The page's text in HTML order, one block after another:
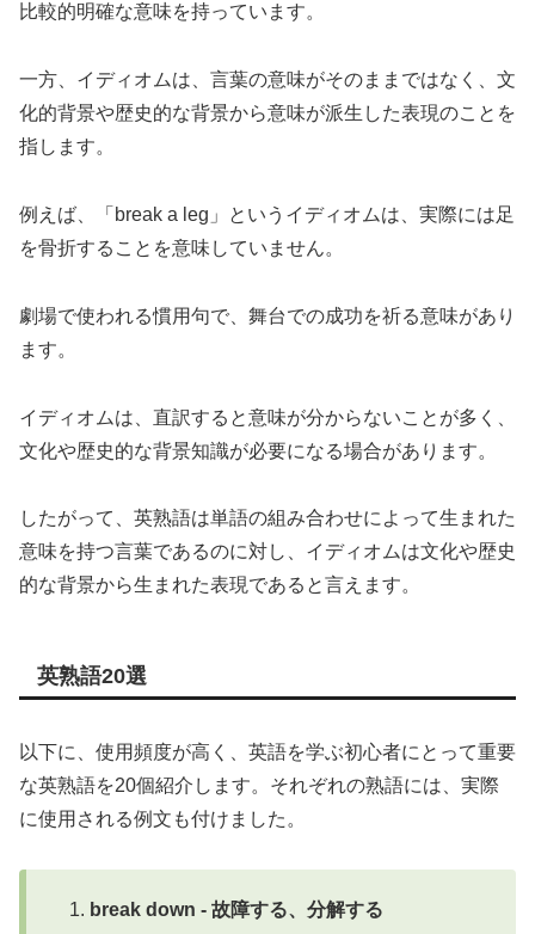
比較的明確な意味を持っています。
一方、イディオムは、言葉の意味がそのままではなく、文
化的背景や歴史的な背景から意味が派生した表現のことを
指します。
例えば、「break a leg」というイディオムは、実際には足
を骨折することを意味していません。
劇場で使われる慣用句で、舞台での成功を祈る意味があり
ます。
イディオムは、直訳すると意味が分からないことが多く、
文化や歴史的な背景知識が必要になる場合があります。
したがって、英熟語は単語の組み合わせによって生まれた
意味を持つ言葉であるのに対し、イディオムは文化や歴史
的な背景から生まれた表現であると言えます。
英熟語20選
以下に、使用頻度が高く、英語を学ぶ初心者にとって重要
な英熟語を20個紹介します。それぞれの熟語には、実際
に使用される例文も付けました。
break down - 故障する、分解する